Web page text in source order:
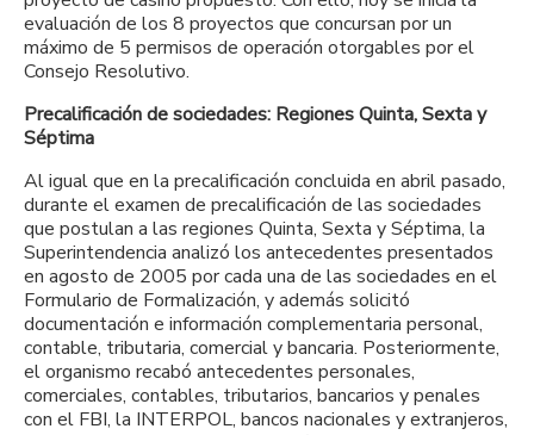
evaluación de los 8 proyectos que concursan por un
máximo de 5 permisos de operación otorgables por el
Consejo Resolutivo.
Precalificación de sociedades: Regiones Quinta, Sexta y
Séptima
Al igual que en la precalificación concluida en abril pasado,
durante el examen de precalificación de las sociedades
que postulan a las regiones Quinta, Sexta y Séptima, la
Superintendencia analizó los antecedentes presentados
en agosto de 2005 por cada una de las sociedades en el
Formulario de Formalización, y además solicitó
documentación e información complementaria personal,
contable, tributaria, comercial y bancaria. Posteriormente,
el organismo recabó antecedentes personales,
comerciales, contables, tributarios, bancarios y penales
con el FBI, la INTERPOL, bancos nacionales y extranjeros,